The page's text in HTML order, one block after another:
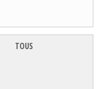
TOUS